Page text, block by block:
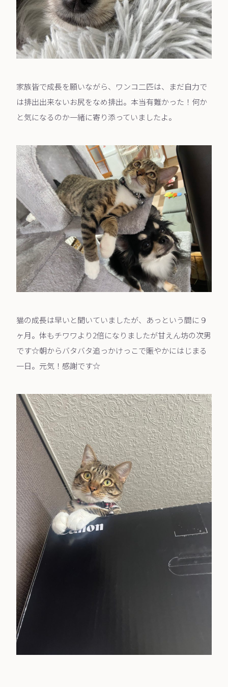
家族皆で成長を願いながら、ワンコ二匹は、まだ自力で
は排出出来ないお尻をなめ排出。本当有難かった！何か
と気になるのか一緒に寄り添っていましたよ。
猫の成長は早いと聞いていましたが、あっという間に９
ヶ月。体もチワワより2倍になりましたが甘えん坊の次男
です☆朝からバタバタ追っかけっこで賑やかにはじまる
一日。元気！感謝です☆